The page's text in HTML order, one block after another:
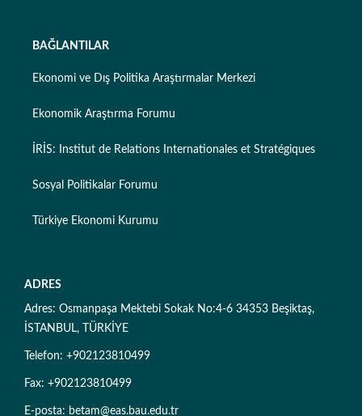
BAĞLANTILAR
Ekonomi ve Dış Politika Araştırmalar Merkezi
Ekonomik Araştırma Forumu
İRİS: Institut de Relations Internationales et Stratégiques
Sosyal Politikalar Forumu
Türkiye Ekonomi Kurumu
ADRES
Adres: Osmanpaşa Mektebi Sokak No:4-6 34353 Beşiktaş,
İSTANBUL, TÜRKİYE
Telefon: +902123810499
Fax: +902123810499
E-posta: betam@eas.bau.edu.tr